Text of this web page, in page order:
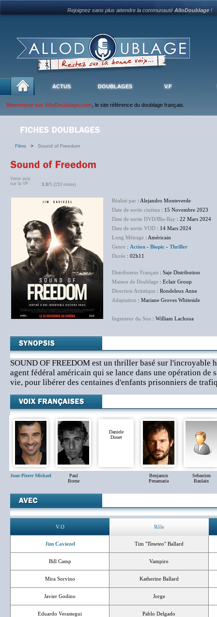
Rejoignez sans plus attendre la communautéAlloDoublage !
ACTUS DOUBLAGES V.F
Bienvenue sur AlloDoublage.com , le site référence du doublage français.
Films > Sound of Freedom
Votre avis
sur la VF :
3.0/5 (153 notes)
Réalisé par : Alejandro Monteverde
Date de sortie cinéma : 15 Novembre 2023
Date de sortie DVD/Blu-Ray : 22 Mars 2024
Date de sortie VOD : 14 Mars 2024
Long Métrage : Américain
Genre : Action - Biopic - Thriller
Durée : 02h11
Distributeur Français : Saje Distribution
Maison de Doublage : Eclair Group
Direction Artistique : Rondeleux Anne
Adaptation : Mariane Groves Whiteside
Ingenieur du Son : William Lachoua
SOUND OF FREEDOM est un thriller basé sur l'incroyable
agent fédéral américain qui se lance dans une opération de
vie, pour libérer des centaines d'enfants prisonniers de
Jean-Pierre Michael
Paul
Borne
Daniele
Douet
Benjamin
Penamaria
Sebastien
Baulain
V.O Rôle
Jim Caviezel Tim "Timeteo" Ballard
Bill Camp Vampiro
Mira Sorvino Katherine Ballard
Javier Godino Jorge
Eduardo Verastegui Pablo Delgado